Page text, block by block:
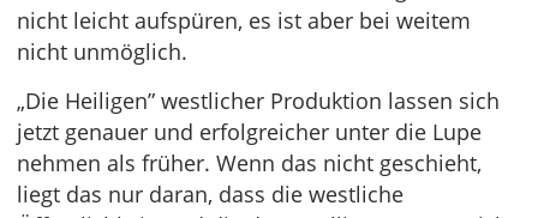
nicht leicht aufspüren, es ist aber bei weitem
nicht unmöglich.
„Die Heiligen” westlicher Produktion lassen sich
jetzt genauer und erfolgreicher unter die Lupe
nehmen als früher. Wenn das nicht geschieht,
liegt das nur daran, dass die westliche